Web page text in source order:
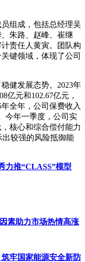
组成，包括总经理吴
朱路、赵峰、崔继
责任人黄寅。团队构
键领域，体现了公司
健发展态势。2023年
亿元和102.67亿元，
全年，公司保费收入
今年一季度，公司实
核心和综合偿付能力
出较强的风险抵御能
力推“CLASS”模型
素助力市场热情高涨
牢国家能源安全新防